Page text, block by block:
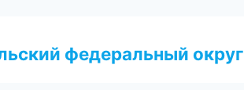
федеральный округ